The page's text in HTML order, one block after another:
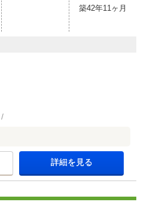
築42年11ヶ月
詳細を見る